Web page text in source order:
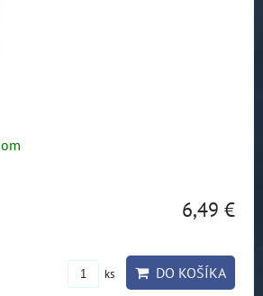
6,49 €
ks DO KOŠÍKA